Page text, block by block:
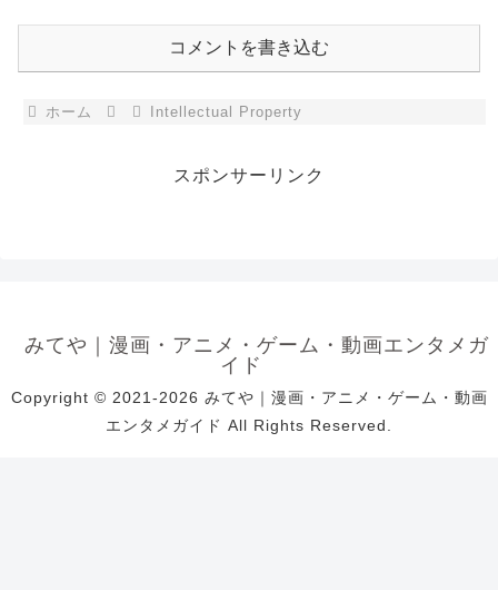
コメントを書き込む
ホーム Intellectual Property
スポンサーリンク
みてや｜漫画・アニメ・ゲーム・動画エンタメガ
イド
Copyright © 2021-2026 みてや｜漫画・アニメ・ゲーム・動画
エンタメガイド All Rights Reserved.